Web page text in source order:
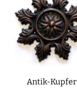
Antik-Kupfer